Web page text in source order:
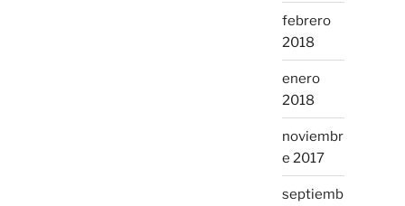
febrero
2018
enero
2018
noviembr
e 2017
septiemb